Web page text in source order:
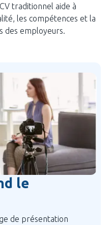
traditionnel aide à
les compétences et la
des employeurs.
le
de présentation